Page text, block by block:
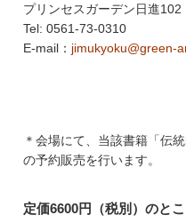
プリンセスガーデン日進102
Tel: 0561-73-0310
E-mail： jimukyoku@green-
＊会場にて、当該書籍「伝
の予約販売を行います。
定価6600円（税別）のと